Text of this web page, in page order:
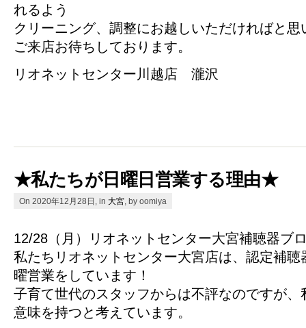
れるよう
クリーニング、調整にお越しいただければと思
ご来店お待ちしております。
リオネットセンター川越店 瀧沢
★私たちが日曜日営業する理由★
On 2020年12月28日, in 大宮 , by oomiya
12/28（月）リオネットセンター大宮補聴器ブ
私たちリオネットセンター大宮店は、認定補
曜営業をしています！
子育て世代のスタッフからは不評なのですが
意味を持つと考えています。